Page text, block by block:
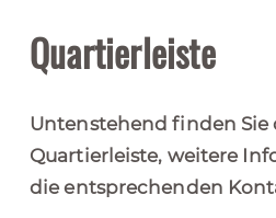
Quartierleiste
Untenstehend finden
Quartierleiste, weitere
die entsprechenden